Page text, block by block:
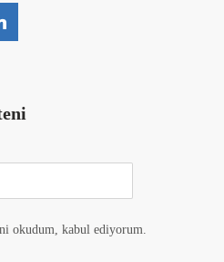
okudum, kabul ediyorum.